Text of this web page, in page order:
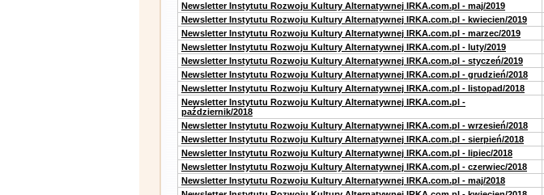
Newsletter Instytutu Rozwoju Kultury Alternatywnej IRKA.com.pl - maj/2019
Newsletter Instytutu Rozwoju Kultury Alternatywnej IRKA.com.pl - kwiecien/2019
Newsletter Instytutu Rozwoju Kultury Alternatywnej IRKA.com.pl - marzec/2019
Newsletter Instytutu Rozwoju Kultury Alternatywnej IRKA.com.pl - luty/2019
Newsletter Instytutu Rozwoju Kultury Alternatywnej IRKA.com.pl - styczeń/2019
Newsletter Instytutu Rozwoju Kultury Alternatywnej IRKA.com.pl - grudzień/2018
Newsletter Instytutu Rozwoju Kultury Alternatywnej IRKA.com.pl - listopad/2018
Newsletter Instytutu Rozwoju Kultury Alternatywnej IRKA.com.pl -
październik/2018
Newsletter Instytutu Rozwoju Kultury Alternatywnej IRKA.com.pl - wrzesień/2018
Newsletter Instytutu Rozwoju Kultury Alternatywnej IRKA.com.pl - sierpień/2018
Newsletter Instytutu Rozwoju Kultury Alternatywnej IRKA.com.pl - lipiec/2018
Newsletter Instytutu Rozwoju Kultury Alternatywnej IRKA.com.pl - czerwiec/2018
Newsletter Instytutu Rozwoju Kultury Alternatywnej IRKA.com.pl - maj/2018